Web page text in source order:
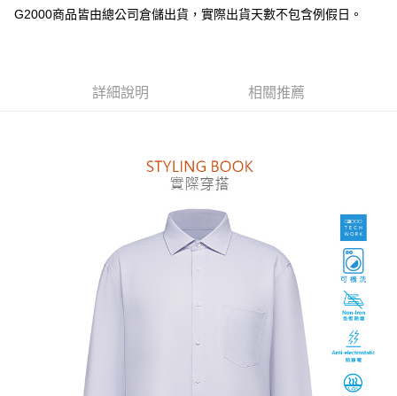
相關說明
２．便利：只要手機號碼，簡訊認證，即可結帳。
１．於結帳方式選擇「AFTEE先享後付」後，將跳轉至「AFTEE先享後付」
結帳頁面，進行簡訊認證並確認金額後，即可完成結帳。
２．訂單成立數日內，您將收到繳費通知簡訊。
３．收到繳費通知簡訊後14天內，點擊此簡訊中的連結，可透過四大超商／
ATM／網路銀行／等多元方式進行付款，方視為交易完成。
※ 請注意：結帳手續完成當下不需立刻繳費，但若您需要取消訂單，請聯絡
購買商品的店家。未經商家同意取消之訂單仍視為有效，需透過AFTEE先享
後付繳納相關費用。
※ 交易是否成功請以「AFTEE先享後付 」之結帳頁面顯示為準，若有關於
是否繳費成功／繳費後需取消欲退款等相關疑問，請聯繫「AFTEE先享後付
客戶支援中心」
https://netprotections.freshdesk.com/support/home
１．透過由恩沛科技股份有限公司提供之「AFTEE先享後付」服務完成之交
易，需依本服務之必要範圍內提供個人資料，並將交易相關給付款項請求債
每筆NT$80，滿NT$1,500(含以上)免運費
每筆NT$120，滿NT$1,500(含以上)免運費
G2000商品皆由總公司倉儲出貨，實際出貨天數不包含例假日。
詳細說明 相關推薦